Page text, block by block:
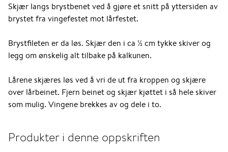
Skjær langs brystbenet ved å gjøre et snitt på yttersiden av
brystet fra vingefestet mot lårfestet.
Brystfileten er da løs. Skjær den i ca ½ cm tykke skiver og
legg om ønskelig alt tilbake på kalkunen.
Lårene skjæres løs ved å vri de ut fra kroppen og skjære
over lårbeinet. Fjern beinet og skjær kjøttet i så hele skiver
som mulig. Vingene brekkes av og dele i to.
Produkter i denne oppskriften